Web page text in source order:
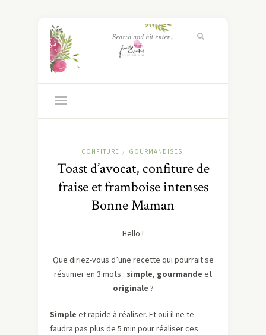
CONFITURE / GOURMANDISES
Toast d’avocat, confiture de
fraise et framboise intenses
Bonne Maman
Hello !
Que diriez-vous d’une recette qui pourrait se
résumer en 3 mots : simple, gourmande et
originale ?
Simple et rapide à réaliser. Et oui il ne te
faudra pas plus de 5 min pour réaliser ces